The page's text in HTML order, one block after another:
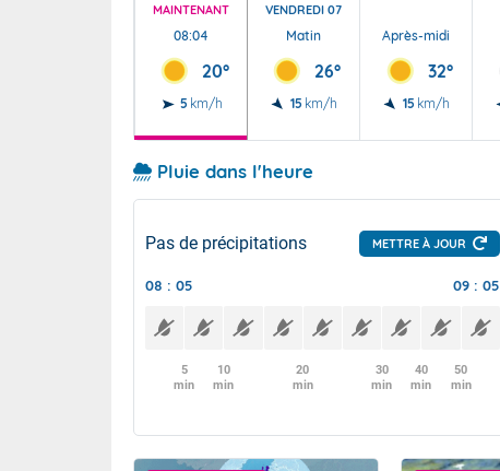
MAINTENANT
08:04
20°
5 km/h
VENDREDI 07
Matin
26°
15 km/h
Après-midi
32°
15 km/h
Pluie dans l'heure
Pas de précipitations METTRE À JOUR
08 : 05 09 : 05
5
min
10
min
20
min
30
min
40
min
50
min